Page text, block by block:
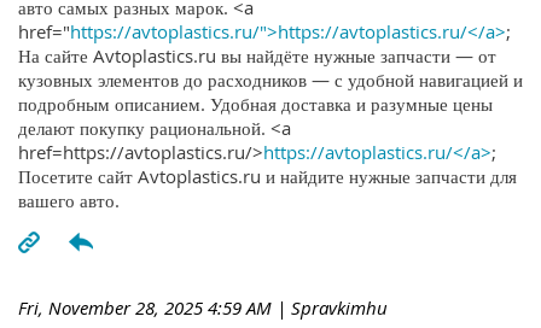
авто самых разных марок. <a
href="https://avtoplastics.ru/">https://avtoplastics.ru/</a>;
На сайте Avtoplastics.ru вы найдёте нужные запчасти — от
кузовных элементов до расходников — с удобной навигацией и
подробным описанием. Удобная доставка и разумные цены
делают покупку рациональной. <a
href=https://avtoplastics.ru/>https://avtoplastics.ru/</a>;
Посетите сайт Avtoplastics.ru и найдите нужные запчасти для
вашего авто.
Fri, November 28, 2025 4:59 AM | Spravkimhu